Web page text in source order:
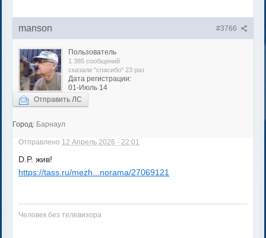
#3766
manson
Пользователь
1 385 сообщений
сказали "спасибо" 23 раз
Дата регистрации:
01-Июль 14
Отправить ЛС
Город: Барнаул
Отправлено 12 Апрель 2026 - 22:01
D.P. жив!
https://tass.ru/mezh...norama/27069121
Человек без телевизора